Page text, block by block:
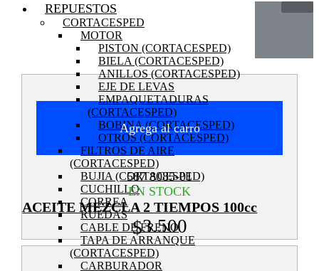
REPUESTOS
CORTACESPED
MOTOR
PISTON (CORTACESPED)
BIELA (CORTACESPED)
ANILLOS (CORTACESPED)
EJE DE LEVAS
EMPAQUETADURAS
(CORTACESPED)
BOBINA (CORTACESPED)
OTROS (CORTACESPED)
FILTROS DE AIRE
(CORTACESPED)
BUJIA (CORTACESPED)
CUCHILLO
CORREA
RUEDAS
CABLE DE FRENO
TAPA DE ARRANQUE
(CORTACESPED)
CARBURADOR
Agrega al carro
587 8085-01
EN STOCK
ACEITE MEZCLA 2 TIEMPOS 100cc
$3.500